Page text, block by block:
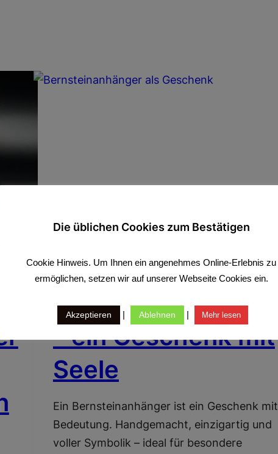
BERNSTEIN ALS GESCHENK
Bernsteinanhänger
– ein Geschenk mit
Seele
Ein Bernsteinanhänger ist ein Geschenk mit
Bedeutung. Handgemacht, einzigartig und
voller Symbolik – ideal für besondere
Die üblichen Cookies zum Bestätigen
Cookie Hinweis. Um Ihnen ein angenehmes Online-Erlebnis zu
ermöglichen, setzen wir auf unserer Webseite Cookies ein.
Akzeptieren | Ablehnen | Mehr lesen